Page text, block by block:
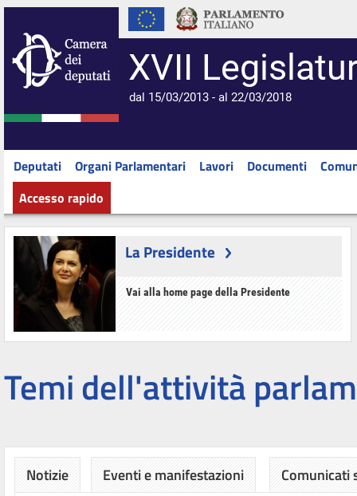
XVII
dal 15/03/2013 - al 22/03/2018
Deputati Organi Parlamentari Lavori Documenti
Accesso rapido
La Presidente
Vai alla home page della Presidente
Temi dell'attività
Notizie Eventi e manifestazioni Comunicati